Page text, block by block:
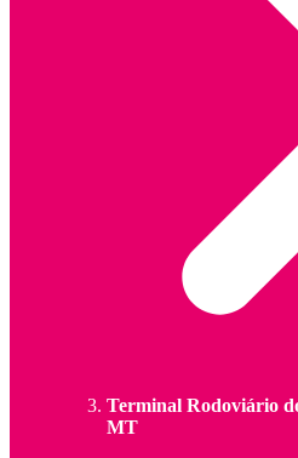
Terminal Rodoviário
MT